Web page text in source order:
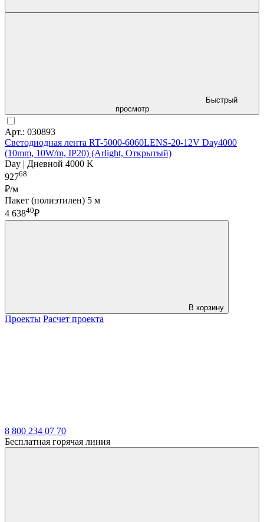
Быстрый
просмотр
Арт.: 030893
Светодиодная лента RT-5000-6060LENS-20-12V Day4000
(10mm, 10W/m, IP20) (Arlight, Открытый)
Day | Дневной 4000 K
92768
₽/м
Пакет (полиэтилен) 5 м
4 63840₽
В корзину
Проекты Расчет проекта
8 800 234 07 70
Бесплатная горячая линия